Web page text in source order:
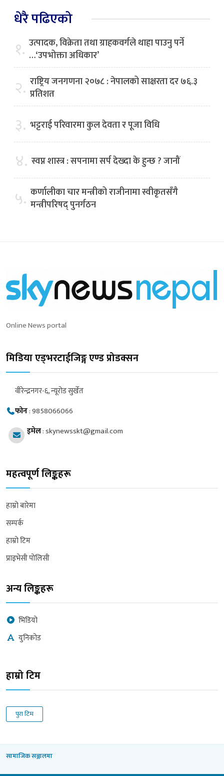
धेरै पढिएको
१. उत्पादक, विक्रेता तथा ग्राहकवर्गले थाहा पाउनु पर्ने
…‘उपभोक्ता अधिकार’
२. राष्ट्रिय जनगणना २०७८ : नेपालको साक्षरता दर ७६.३
प्रतिशत
३. भट्टराई परिवारमा कुल देवता र पूजा विधि
४. स्वप्न शास्त्र : सपनामा सर्प देख्दा के हुन्छ ? जानौं
५. कर्णालीका चार मन्त्रीको राजीनामा स्वीकृतसँगै
मन्त्रीपरिषद् पुनर्गठन
Online News portal
मिडिया एड्भरटाईजिङ्ग एण्ड प्रोडक्सन
वीरेन्द्रनगर-६, न्यूरोड सुर्खेत
फोन:9858066066
इमेल:skynewsskt@gmail.com
महत्वपूर्ण लिङ्कहरू
हाम्रो बारेमा
सम्पर्क
हाम्रो टिम
प्राइभेसी पोलिसी
अन्य लिङ्कहरू
भिडियो
युनिकोड
हाम्रो टिम
पुरा टिम
सामाजिक सञ्जालमा